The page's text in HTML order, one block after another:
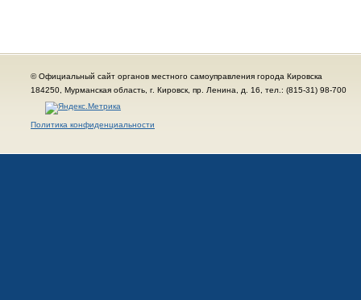
© Официальный сайт органов местного самоуправления города Кировска
184250, Мурманская область, г. Кировск, пр. Ленина, д. 16, тел.: (815-31) 98-700
Политика конфиденциальности